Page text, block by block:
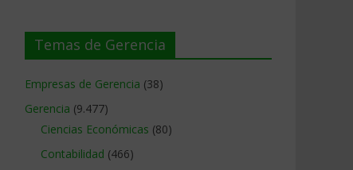
Temas de Gerencia
Empresas de Gerencia (38)
Gerencia (9.477)
Ciencias Económicas (80)
Contabilidad (466)